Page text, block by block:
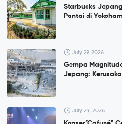
Starbucks
Pantai di
July 29, 2026
Gempa
Jepang:
July 23, 2026